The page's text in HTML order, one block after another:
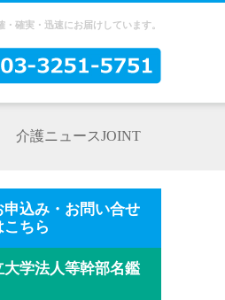
確実・迅速にお届けしています。
介護ニュースJOINT
込み・お問い合せ
こちら
学法人等幹部名鑑